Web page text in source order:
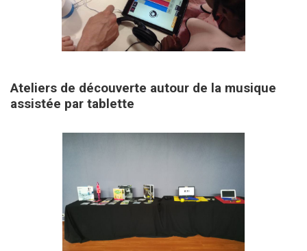
Ateliers de découverte autour de la musique
assistée par tablette